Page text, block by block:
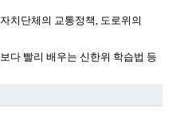
치단체의 교통정책, 도로위의
다 빨리 배우는 신한위 학습법 등